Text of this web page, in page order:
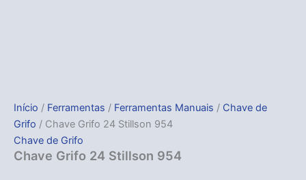
Início / Ferramentas / Ferramentas Manuais / Chave de
Grifo / Chave Grifo 24 Stillson 954
Chave de Grifo
Chave Grifo 24 Stillson 954